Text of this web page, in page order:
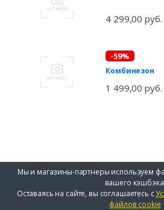
4 299,00 руб.
-59%
Комбинезон
1 499,00 руб.
Мы и магазины-партнеры используем
вашего
Оставаясь на сайте, вы соглашаетесь с
файлов cookie